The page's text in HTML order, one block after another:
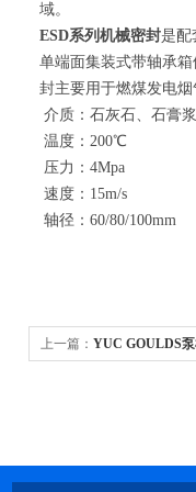
域。
ESD系列机械密封是配
单端面集装式带轴承
封主要用于燃煤发电
介质：石灰石、石膏
温度：200℃
压力：4Mpa
速度：15m/s
轴径：60/80/100mm
上一篇： YUC GOULDS